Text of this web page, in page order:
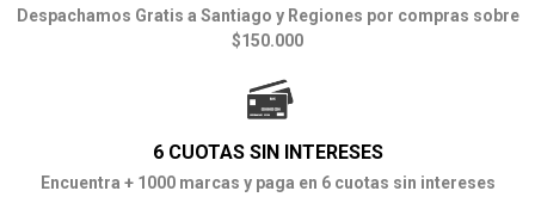
Despachamos Gratis a Santiago y Regiones por compras sobre
$150.000
6 CUOTAS SIN INTERESES
Encuentra + 1000 marcas y paga en 6 cuotas sin intereses